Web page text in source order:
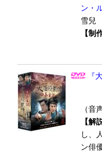
ン・
雪兒
【制
『
（音
【解
し、
ン俳